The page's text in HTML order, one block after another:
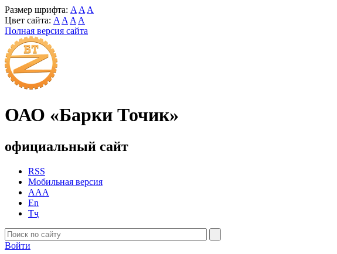
Размер шрифта: A A A
Цвет сайта: A A A A
Полная версия сайта
ОАО «Барки Точик»
официальный сайт
RSS
Мобильная версия
AAA
En
Тҷ
Войти